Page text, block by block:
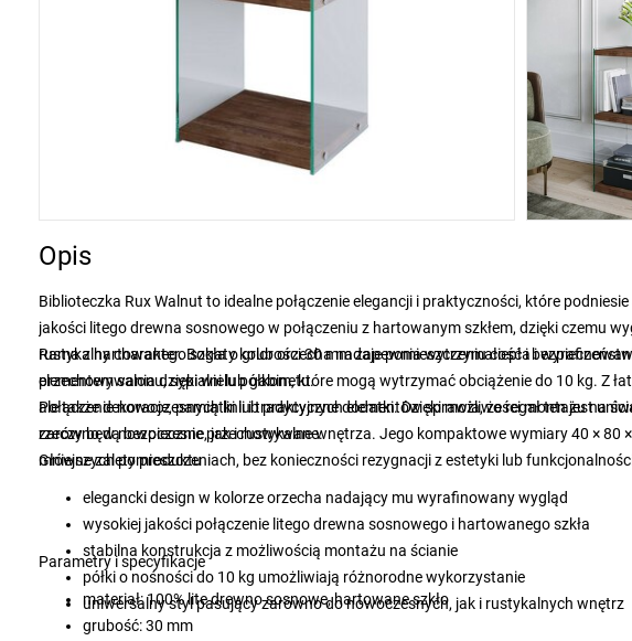
Opis
Biblioteczka Rux Walnut to idealne połączenie elegancji i praktyczności, które
jakości litego drewna sosnowego w połączeniu z hartowanym szkłem, dzięki czemu
rustykalny charakter. Bogaty kolor orzecha nadaje pomieszczeniu ciepła i
elementem salonu, sypialni lub gabinetu.
Rama z hartowanego szkła o grubości 30 mm zapewnia wytrzymałość i
przechowywania dzięki wielu półkom, które mogą wytrzymać obciążenie do 10 kg. Z
ale także dekoracje, pamiątki lub praktyczne dodatki. Dzięki możliwości montażu na
rzeczy będą bezpiecznie przechowywane.
Połączenie nowoczesnych linii i tradycyjnych elementów sprawia, że regał ten jest
zarówno w nowoczesne, jak i rustykalne wnętrza. Jego kompaktowe wymiary 40 × 80
mniejszych pomieszczeniach, bez konieczności rezygnacji z estetyki lub
Główne zalety produktu
elegancki design w kolorze orzecha nadający mu wyrafinowany wygląd
wysokiej jakości połączenie litego drewna sosnowego i hartowanego szkła
stabilna konstrukcja z możliwością montażu na ścianie
półki o nośności do 10 kg umożliwiają różnorodne wykorzystanie
uniwersalny styl pasujący zarówno do nowoczesnych, jak i rustykalnych wnętrz
Parametry i specyfikacje
materiał: 100% lite drewno sosnowe, hartowane szkło
grubość: 30 mm